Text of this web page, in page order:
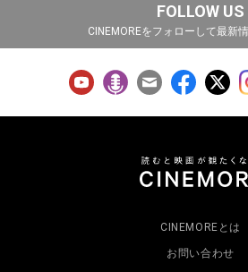
FOLLOW US
CINEMOREをフォローして最新
CINEMOREとは
お問い合わせ